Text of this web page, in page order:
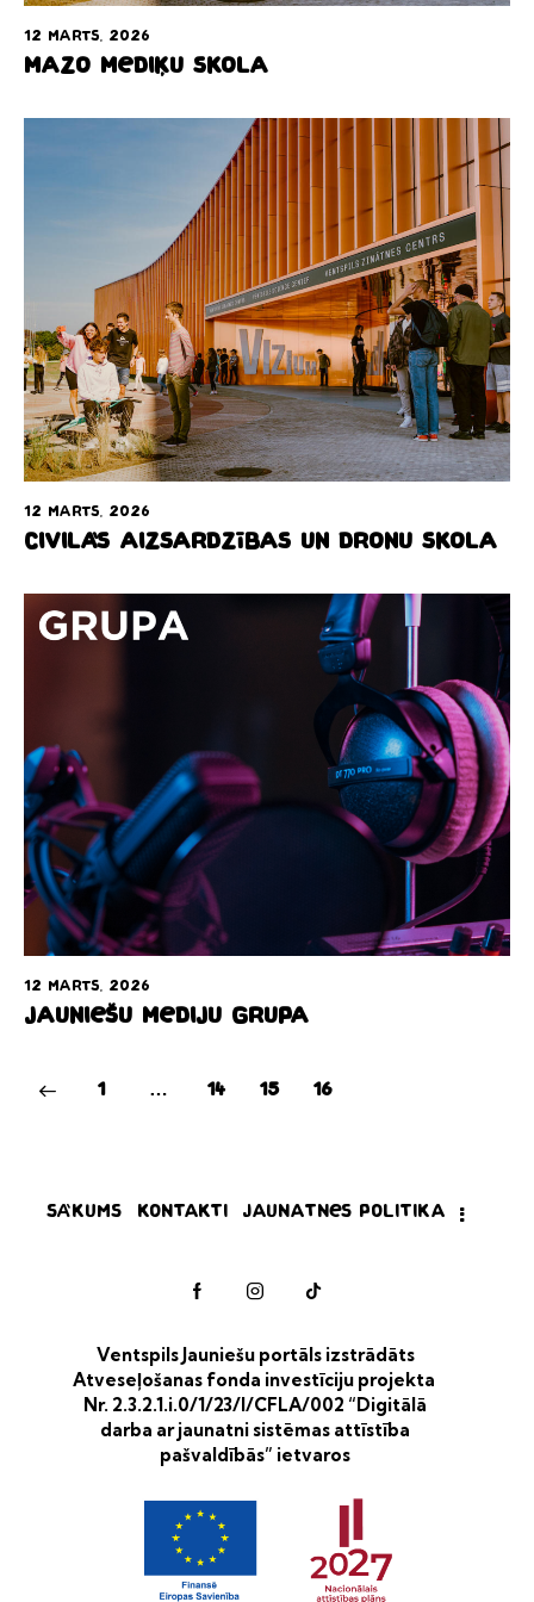
12 marts, 2026
Mazo mediķu skola
12 marts, 2026
Civilās aizsardzības un dronu skola
12 marts, 2026
Jauniešu mediju grupa
1 … 14 15 16
Sākums Kontakti Jaunatnes politika
Ventspils Jauniešu portāls izstrādāts
Atveseļošanas fonda investīciju projekta
Nr. 2.3.2.1.i.0/1/23/I/CFLA/002 “Digitālā
darba ar jaunatni sistēmas attīstība
pašvaldībās” ietvaros